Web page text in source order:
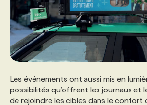
Les événements ont aussi mis en
possibilités qu’offrent les journaux et
de rejoindre les cibles dans le confort